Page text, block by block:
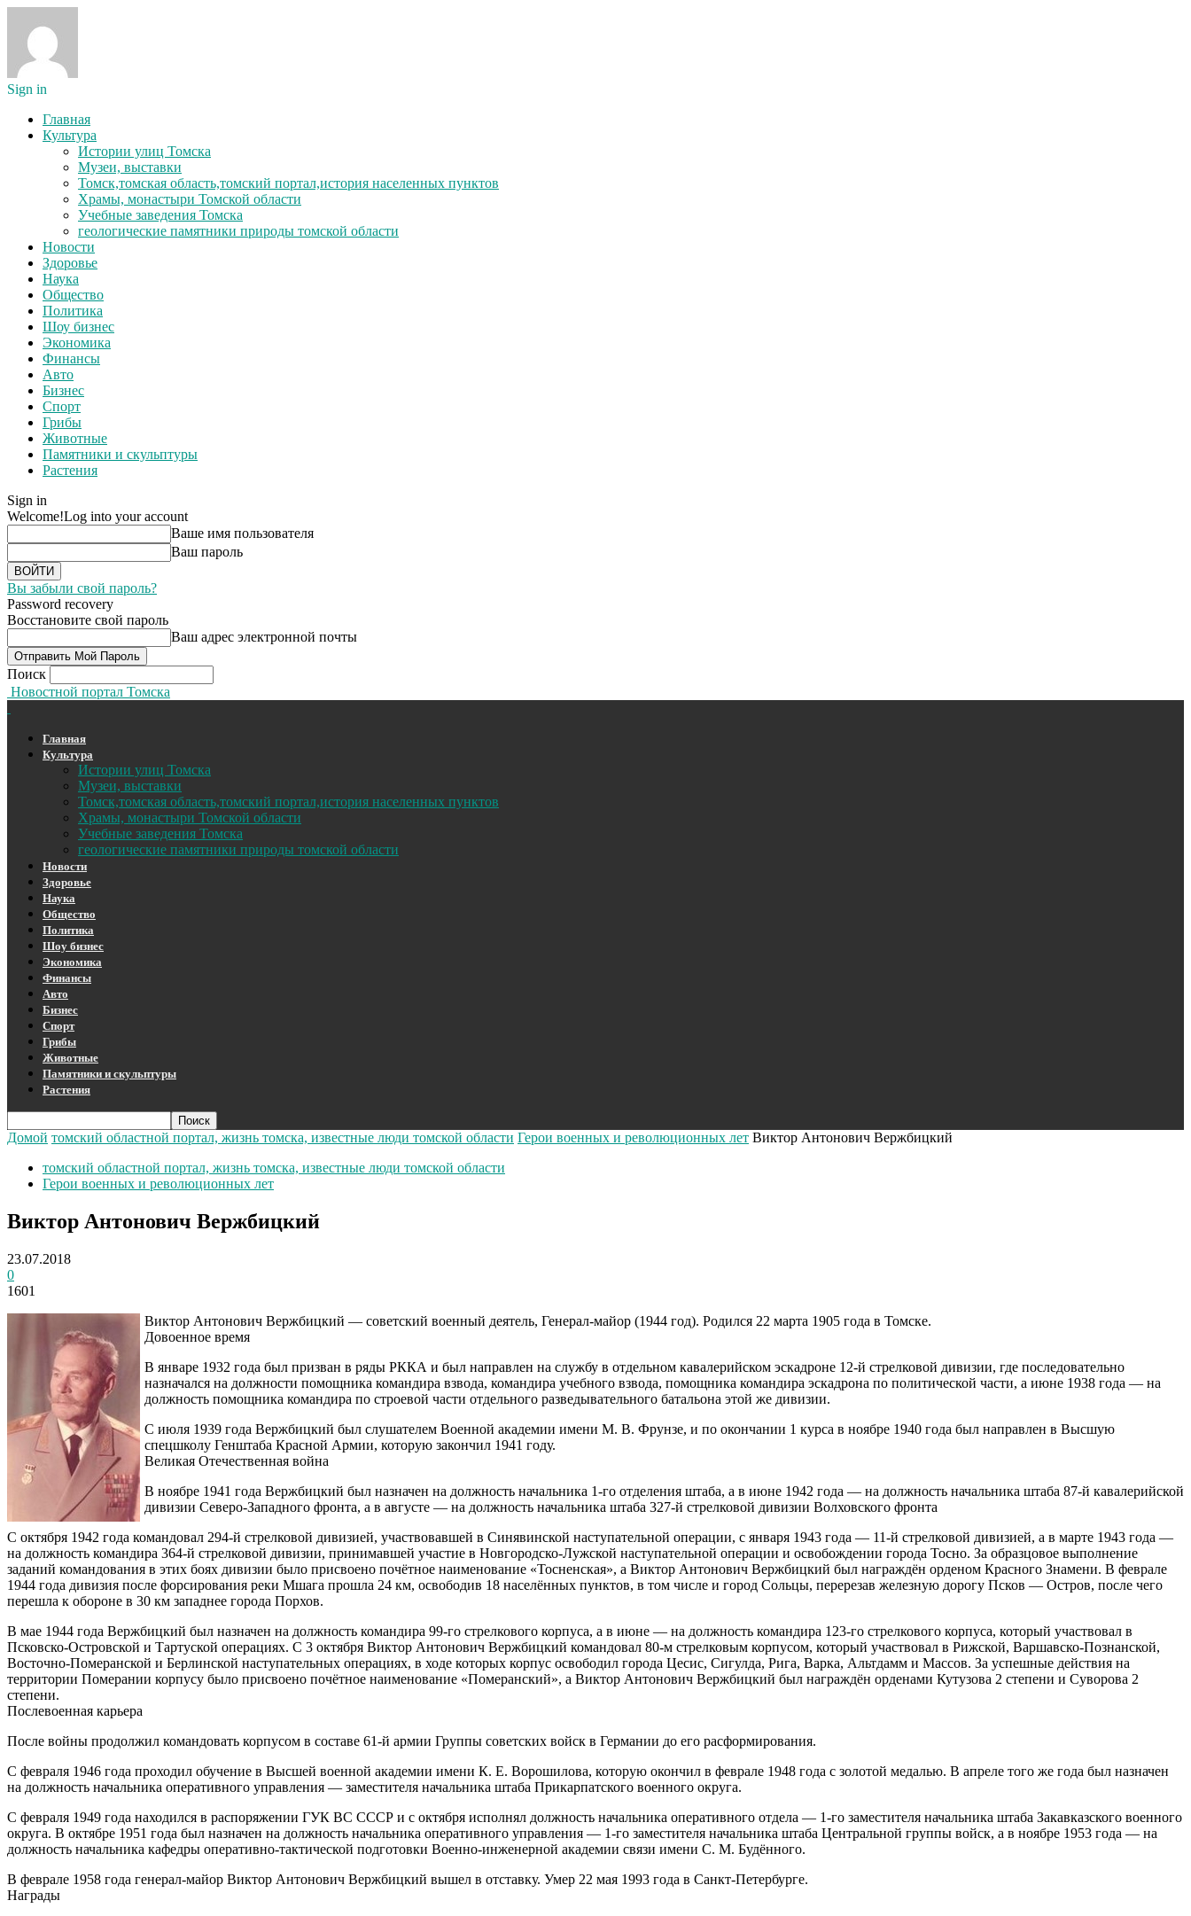
Sign in
Главная
Культура
Истории улиц Томска
Музеи, выставки
Томск,томская область,томский портал,история населенных пунктов
Храмы, монастыри Томской области
Учебные заведения Томска
геологические памятники природы томской области
Новости
Здоровье
Наука
Общество
Политика
Шоу бизнес
Экономика
Финансы
Авто
Бизнес
Спорт
Грибы
Животные
Памятники и скульптуры
Растения
Sign in
Welcome!Log into your account
Ваше имя пользователя
Ваш пароль
Вы забыли свой пароль?
Password recovery
Восстановите свой пароль
Ваш адрес электронной почты
Поиск
Новостной портал Томска
Главная
Культура
Истории улиц Томска
Музеи, выставки
Томск,томская область,томский портал,история населенных пунктов
Храмы, монастыри Томской области
Учебные заведения Томска
геологические памятники природы томской области
Новости
Здоровье
Наука
Общество
Политика
Шоу бизнес
Экономика
Финансы
Авто
Бизнес
Спорт
Грибы
Животные
Памятники и скульптуры
Растения
Домой томский областной портал, жизнь томска, известные люди томской области Герои военных и революционных лет Виктор Антонович Вержбицкий
томский областной портал, жизнь томска, известные люди томской области
Герои военных и революционных лет
Виктор Антонович Вержбицкий
23.07.2018
0
1601
Виктор Антонович Вержбицкий — советский военный деятель, Генерал-майор (1944 год). Родился 22 марта 1905 года в Томске.
Довоенное время
В январе 1932 года был призван в ряды РККА и был направлен на службу в отдельном кавалерийском эскадроне 12-й стрелковой дивизии, где последовательно
назначался на должности помощника командира взвода, командира учебного взвода, помощника командира эскадрона по политической части, а июне 1938 года — на
должность помощника командира по строевой части отдельного разведывательного батальона этой же дивизии.
С июля 1939 года Вержбицкий был слушателем Военной академии имени М. В. Фрунзе, и по окончании 1 курса в ноябре 1940 года был направлен в Высшую
спецшколу Генштаба Красной Армии, которую закончил 1941 году.
Великая Отечественная война
В ноябре 1941 года Вержбицкий был назначен на должность начальника 1-го отделения штаба, а в июне 1942 года — на должность начальника штаба 87-й кавалерийской
дивизии Северо-Западного фронта, а в августе — на должность начальника штаба 327-й стрелковой дивизии Волховского фронта
С октября 1942 года командовал 294-й стрелковой дивизией, участвовавшей в Синявинской наступательной операции, с января 1943 года — 11-й стрелковой дивизией, а в марте 1943 года —
на должность командира 364-й стрелковой дивизии, принимавшей участие в Новгородско-Лужской наступательной операции и освобождении города Тосно. За образцовое выполнение
заданий командования в этих боях дивизии было присвоено почётное наименование «Тосненская», а Виктор Антонович Вержбицкий был награждён орденом Красного Знамени. В феврале
1944 года дивизия после форсирования реки Мшага прошла 24 км, освободив 18 населённых пунктов, в том числе и город Сольцы, перерезав железную дорогу Псков — Остров, после чего
перешла к обороне в 30 км западнее города Порхов.
В мае 1944 года Вержбицкий был назначен на должность командира 99-го стрелкового корпуса, а в июне — на должность командира 123-го стрелкового корпуса, который участвовал в
Псковско-Островской и Тартуской операциях. С 3 октября Виктор Антонович Вержбицкий командовал 80-м стрелковым корпусом, который участвовал в Рижской, Варшавско-Познанской,
Восточно-Померанской и Берлинской наступательных операциях, в ходе которых корпус освободил города Цесис, Сигулда, Рига, Варка, Альтдамм и Массов. За успешные действия на
территории Померании корпусу было присвоено почётное наименование «Померанский», а Виктор Антонович Вержбицкий был награждён орденами Кутузова 2 степени и Суворова 2
степени.
Послевоенная карьера
После войны продолжил командовать корпусом в составе 61-й армии Группы советских войск в Германии до его расформирования.
С февраля 1946 года проходил обучение в Высшей военной академии имени К. Е. Ворошилова, которую окончил в феврале 1948 года с золотой медалью. В апреле того же года был назначен
на должность начальника оперативного управления — заместителя начальника штаба Прикарпатского военного округа.
С февраля 1949 года находился в распоряжении ГУК ВС СССР и с октября исполнял должность начальника оперативного отдела — 1-го заместителя начальника штаба Закавказского военного
округа. В октябре 1951 года был назначен на должность начальника оперативного управления — 1-го заместителя начальника штаба Центральной группы войск, а в ноябре 1953 года — на
должность начальника кафедры оперативно-тактической подготовки Военно-инженерной академии связи имени С. М. Будённого.
В феврале 1958 года генерал-майор Виктор Антонович Вержбицкий вышел в отставку. Умер 22 мая 1993 года в Санкт-Петербурге.
Награды